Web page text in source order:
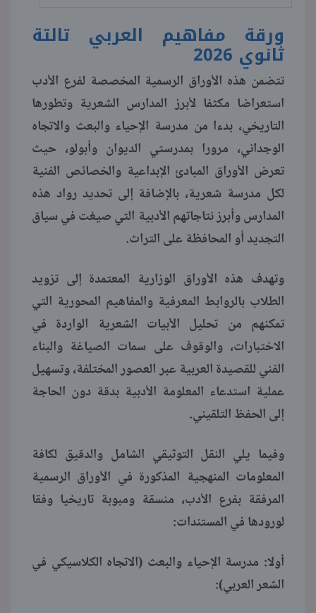
ورقة مفاهيم العربي تالتة
ثانوي 2026
تتضمن هذه الأوراق الرسمية المخصصة لفرع الأدب
استعراضا مكثفا لأبرز المدارس الشعرية وتطورها
التاريخي، بدءا من مدرسة الإحياء والبعث والاتجاه
الوجداني، مرورا بمدرستي الديوان وأبولو، حيث
تعرض الأوراق المبادئ الإبداعية والخصائص الفنية
لكل مدرسة شعرية، بالإضافة إلى تحديد رواد هذه
المدارس وأبرز نتاجاتهم الأدبية التي صيغت في سياق
التجديد أو المحافظة على التراث.
وتهدف هذه الأوراق الوزارية المعتمدة إلى تزويد
الطلاب بالروابط المعرفية والمفاهيم المحورية التي
تمكنهم من تحليل الأبيات الشعرية الواردة في
الاختبارات، والوقوف على سمات الصياغة والبناء
الفني للقصيدة العربية عبر العصور المختلفة، وتسهيل
عملية استدعاء المعلومة الأدبية بدقة دون الحاجة
إلى الحفظ التلقيني.
وفيما يلي النقل التوثيقي الشامل والدقيق لكافة
المعلومات المنهجية المذكورة في الأوراق الرسمية
المرفقة بفرع الأدب، منسقة ومبوبة تاريخيا وفقا
لورودها في المستندات:
أولا: مدرسة الإحياء والبعث (الاتجاه الكلاسيكي في
الشعر العربي):